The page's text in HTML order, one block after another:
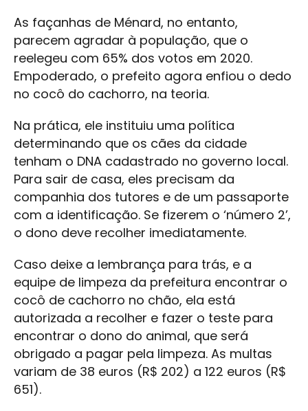
As façanhas de Ménard, no entanto,
parecem agradar à população, que o
reelegeu com 65% dos votos em 2020.
Empoderado, o prefeito agora enfiou o dedo
no cocô do cachorro, na teoria.
Na prática, ele instituiu uma política
determinando que os cães da cidade
tenham o DNA cadastrado no governo local.
Para sair de casa, eles precisam da
companhia dos tutores e de um passaporte
com a identificação. Se fizerem o ‘número 2’,
o dono deve recolher imediatamente.
Caso deixe a lembrança para trás, e a
equipe de limpeza da prefeitura encontrar o
cocô de cachorro no chão, ela está
autorizada a recolher e fazer o teste para
encontrar o dono do animal, que será
obrigado a pagar pela limpeza. As multas
variam de 38 euros (R$ 202) a 122 euros (R$
651).